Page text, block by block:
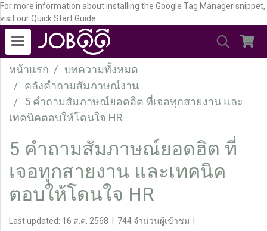
For more information about installing the Google Tag Manager snippet,
visit our Quick Start Guide .
หน้าแรก
บทความทั้งหมด
คลังคำถามสัมภาษณ์งาน
5 คำถามสัมภาษณ์ยอดฮิต ที่เจอทุกสายงาน และ
เทคนิคตอบให้โดนใจ HR
5 คำถามสัมภาษณ์ยอดฮิต ที่
เจอทุกสายงาน และเทคนิค
ตอบให้โดนใจ HR
Last updated: 16 ส.ค. 2568 744 จำนวนผู้เข้าชม